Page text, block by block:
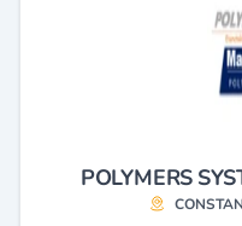
POLYMERS